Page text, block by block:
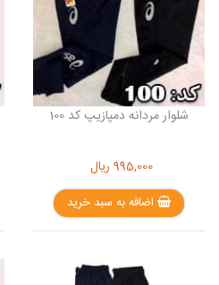
شلوار مردانه دمپازیپ کد 100
995,000 ریال
اضافه به سبد خرید